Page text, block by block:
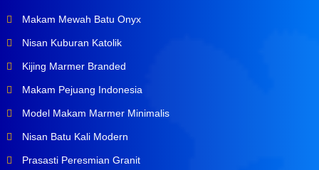
Makam Mewah Batu Onyx
Nisan Kuburan Katolik
Kijing Marmer Branded
Makam Pejuang Indonesia
Model Makam Marmer Minimalis
Nisan Batu Kali Modern
Prasasti Peresmian Granit